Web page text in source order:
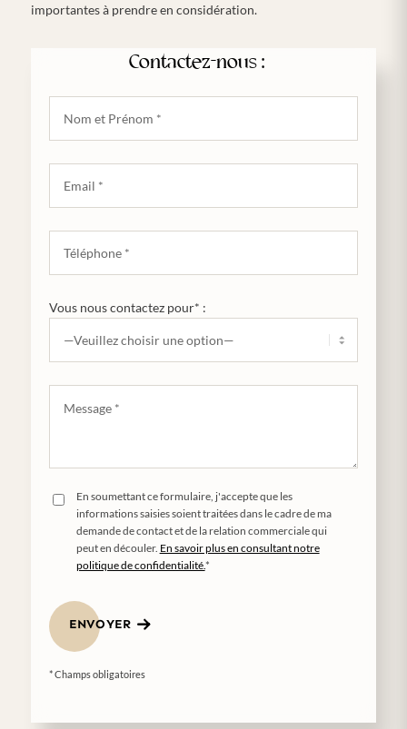
importantes à prendre en considération.
Contactez-nous :
Vous nous contactez pour* :
En soumettant ce formulaire, j'accepte que les
informations saisies soient traitées dans le cadre de ma
demande de contact et de la relation commerciale qui
peut en découler. En savoir plus en consultant notre
politique de confidentialité.*
ENVOYER
* Champs obligatoires